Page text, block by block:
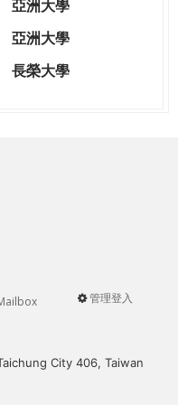
亞洲大學
亞洲大學
長榮大學
User
管理登入
City 406, Taiwan